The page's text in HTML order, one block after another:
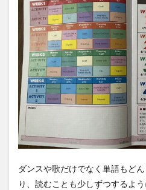
ダンスや歌だけでなく単語もど
り、読むことも少しずつするよ